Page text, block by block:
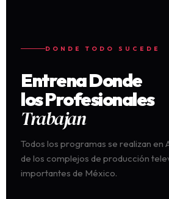
DONDE TODO SUCEDE
Entrena Donde
los Profesionales
Trabajan
Todos los programas se realizan en
de los complejos de producción
importantes de México.